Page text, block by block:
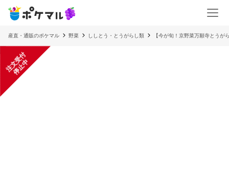
産直・通販のポケマル 野菜 ししとう・とうがらし類 【今が旬！京野菜万願寺とうが
注
文
受
付
停
止
中